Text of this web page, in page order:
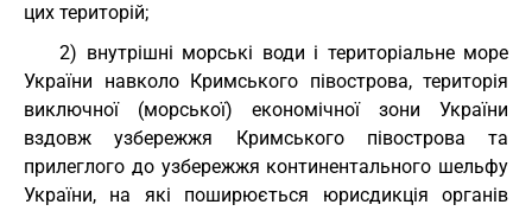
цих територій;
2) внутрішні морські води і територіальне море
України навколо Кримського півострова, територія
виключної (морської) економічної зони України
вздовж узбережжя Кримського півострова та
прилеглого до узбережжя континентального шельфу
України, на які поширюється юрисдикція органів